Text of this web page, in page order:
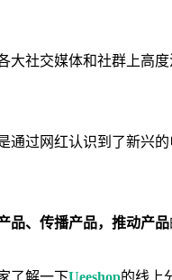
大社交媒体和社群上高
通过网红认识到了新兴
品、传播产品，推动产品
了解一下Ueeshop的线上